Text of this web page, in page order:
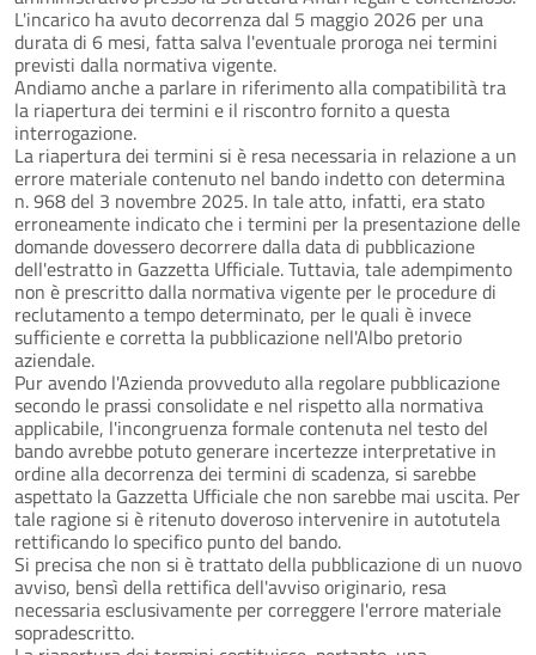
L'incarico ha avuto decorrenza dal 5 maggio 2026 per una
durata di 6 mesi, fatta salva l'eventuale proroga nei termini
previsti dalla normativa vigente.
Andiamo anche a parlare in riferimento alla compatibilità tra
la riapertura dei termini e il riscontro fornito a questa
interrogazione.
La riapertura dei termini si è resa necessaria in relazione a un
errore materiale contenuto nel bando indetto con determina
n. 968 del 3 novembre 2025. In tale atto, infatti, era stato
erroneamente indicato che i termini per la presentazione delle
domande dovessero decorrere dalla data di pubblicazione
dell'estratto in Gazzetta Ufficiale. Tuttavia, tale adempimento
non è prescritto dalla normativa vigente per le procedure di
reclutamento a tempo determinato, per le quali è invece
sufficiente e corretta la pubblicazione nell'Albo pretorio
aziendale.
Pur avendo l'Azienda provveduto alla regolare pubblicazione
secondo le prassi consolidate e nel rispetto alla normativa
applicabile, l'incongruenza formale contenuta nel testo del
bando avrebbe potuto generare incertezze interpretative in
ordine alla decorrenza dei termini di scadenza, si sarebbe
aspettato la Gazzetta Ufficiale che non sarebbe mai uscita. Per
tale ragione si è ritenuto doveroso intervenire in autotutela
rettificando lo specifico punto del bando.
Si precisa che non si è trattato della pubblicazione di un nuovo
avviso, bensì della rettifica dell'avviso originario, resa
necessaria esclusivamente per correggere l'errore materiale
sopradescritto.